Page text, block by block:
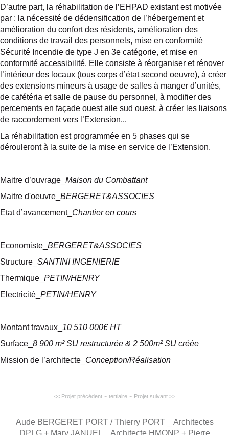
D’autre part, la réhabilitation de l’EHPAD existant est motivée
par : la nécessité de dédensification de l’hébergement et
amélioration du confort des résidents, amélioration des
conditions de travail des personnels, mise en conformité
Sécurité Incendie de type J en 3e catégorie, et mise en
conformité accessibilité. Elle consiste à réorganiser et rénover
l’intérieur des locaux (tous corps d’état second oeuvre), à créer
des extensions mineurs à usage de salles à manger d’unités,
de cafétéria et salle de pause du personnel, à modifier des
percements en façade ouest aile sud ouest, à créer les liaisons
de raccordement vers l’Extension...
La réhabilitation est programmée en 5 phases qui se
dérouleront à la suite de la mise en service de l’Extension.
Maitre d’ouvrage_ Maison du Combattant
Maitre d'oeuvre_ BERGERET&ASSOCIES
Etat d’avancement_ Chantier en cours
Economiste_ BERGERET&ASSOCIES
Structure_ SANTINI INGENIERIE
Thermique_ PETIN/HENRY
Electricité_ PETIN/HENRY
Montant travaux_ 10 510 000€ HT
Surface_ 8 900 m² SU restructurée & 2 500m² SU créée
Mission de l’architecte_ Conception/Réalisation
<< Projet précédent - tertiaire - Projet suivant >>
Aude BERGERET PORT / Thierry PORT _ Architectes